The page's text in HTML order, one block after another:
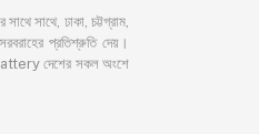
সাথে, ঢাকা, চট্টগ্রাম,
প্রতিশ্রুতি দেয়।
দেশের সকল অংশে